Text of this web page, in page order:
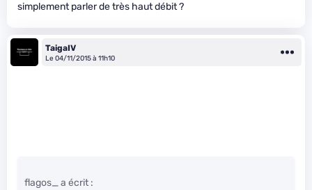
simplement parler de très haut débit ?
TaigaIV
Le 04/11/2015 à 11h10
flagos_ a écrit :